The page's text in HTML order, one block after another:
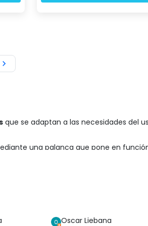

que se adaptan a las necesidades del
una palanca que pone en
con facilidad.
Oscar Liebana